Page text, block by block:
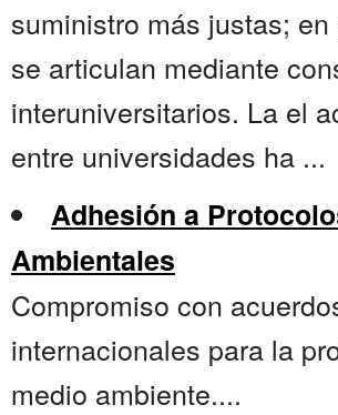
suministro más justas; en
se articulan mediante
interuniversitarios. La el
entre universidades ha ...
Adhesión a
Ambientales
Compromiso con
internacionales para la
medio ambiente....